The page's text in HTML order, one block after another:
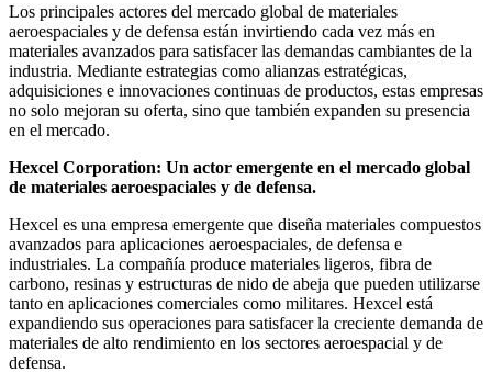
Los principales actores del mercado global de materiales
aeroespaciales y de defensa están invirtiendo cada vez más en
materiales avanzados para satisfacer las demandas cambiantes de la
industria. Mediante estrategias como alianzas estratégicas,
adquisiciones e innovaciones continuas de productos, estas empresas
no solo mejoran su oferta, sino que también expanden su presencia
en el mercado.
Hexcel Corporation: Un actor emergente en el mercado global
de materiales aeroespaciales y de defensa.
Hexcel es una empresa emergente que diseña materiales compuestos
avanzados para aplicaciones aeroespaciales, de defensa e
industriales. La compañía produce materiales ligeros, fibra de
carbono, resinas y estructuras de nido de abeja que pueden utilizarse
tanto en aplicaciones comerciales como militares. Hexcel está
expandiendo sus operaciones para satisfacer la creciente demanda de
materiales de alto rendimiento en los sectores aeroespacial y de
defensa.